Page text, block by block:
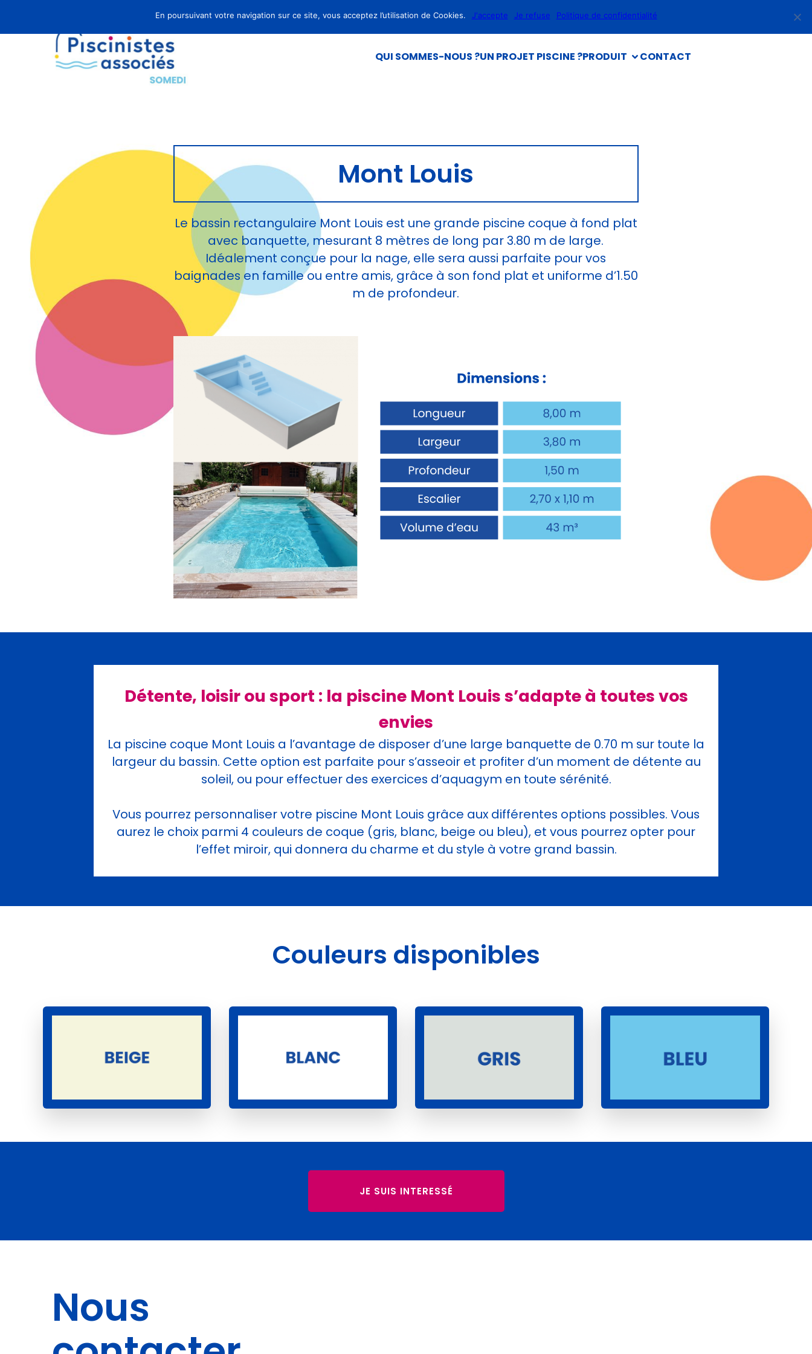
QUI SOMMES-NOUS ?UN PROJET PISCINE ?PRODUIT CONTACT
Mont Louis
Le bassin rectangulaire Mont Louis est une grande piscine coque à fond plat
avec banquette, mesurant 8 mètres de long par 3.80 m de large.
Idéalement conçue pour la nage, elle sera aussi parfaite pour vos
baignades en famille ou entre amis, grâce à son fond plat et uniforme d’1.50
m de profondeur.
Détente, loisir ou sport : la piscine Mont Louis s’adapte à toutes vos
envies
La piscine coque Mont Louis a l’avantage de disposer d’une large banquette de 0.70 m sur toute la
largeur du bassin. Cette option est parfaite pour s’asseoir et profiter d’un moment de détente au
soleil, ou pour effectuer des exercices d’aquagym en toute sérénité.
Vous pourrez personnaliser votre piscine Mont Louis grâce aux différentes options possibles. Vous
aurez le choix parmi 4 couleurs de coque (gris, blanc, beige ou bleu), et vous pourrez opter pour
l’effet miroir, qui donnera du charme et du style à votre grand bassin.
Couleurs disponibles
JE SUIS INTERESSÉ
Nous
En poursuivant votre navigation sur ce site, vous acceptez l’utilisation de Cookies. J'accepte Je refuse Politique de confidentialité